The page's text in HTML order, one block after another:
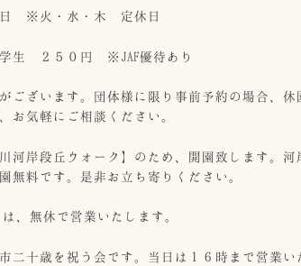
火・水・木 定休日
２５０円 ※JAF優待あり
ございます。団体様に限り事前予約の場合、休
お気軽にご相談ください。
河岸段丘ウォーク】のため、開園致します。河
無料です。是非お立ち寄りください。
、無休で営業いたします。
二十歳を祝う会です。当日は１６時まで営業い